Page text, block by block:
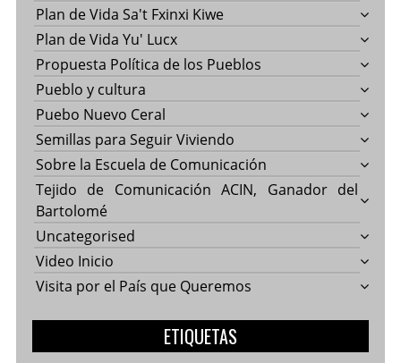
Plan de Vida Sa't Fxinxi Kiwe
Plan de Vida Yu' Lucx
Propuesta Política de los Pueblos
Pueblo y cultura
Puebo Nuevo Ceral
Semillas para Seguir Viviendo
Sobre la Escuela de Comunicación
Tejido de Comunicación ACIN, Ganador del
Bartolomé
Uncategorised
Video Inicio
Visita por el País que Queremos
ETIQUETAS